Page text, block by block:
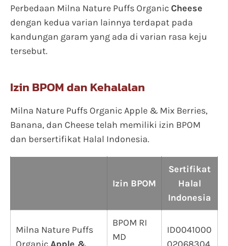
Perbedaan Milna Nature Puffs Organic Cheese
dengan kedua varian lainnya terdapat pada
kandungan garam yang ada di varian rasa keju
tersebut.
Izin BPOM dan Kehalalan
Milna Nature Puffs Organic Apple & Mix Berries,
Banana, dan Cheese telah memiliki izin BPOM
dan bersertifikat Halal Indonesia.
Izin BPOM
Sertifikat
Halal
Indonesia
Milna Nature Puffs
BPOM RI
MD
ID0041000